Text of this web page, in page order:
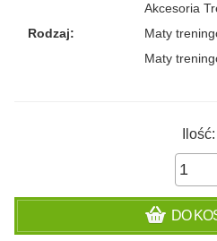
Akcesoria
Rodzaj:
Maty
Maty
Ilość:
DO